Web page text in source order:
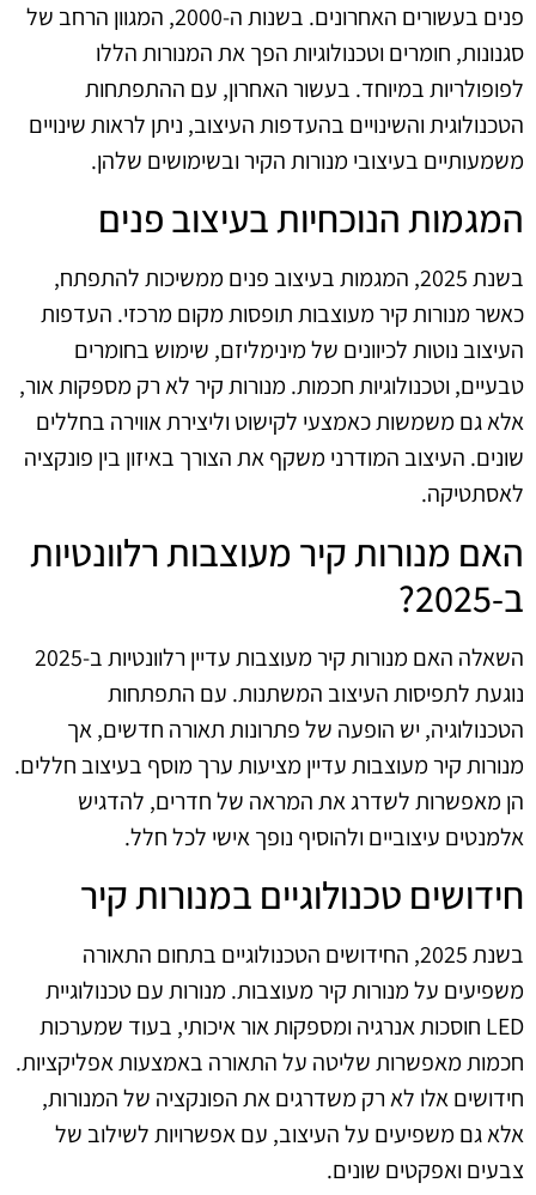
פנים בעשורים האחרונים. בשנות ה-2000, המגוון הרחב של
סגנונות, חומרים וטכנולוגיות הפך את המנורות הללו
לפופולריות במיוחד. בעשור האחרון, עם ההתפתחות
הטכנולוגית והשינויים בהעדפות העיצוב, ניתן לראות שינויים
משמעותיים בעיצובי מנורות הקיר ובשימושים שלהן.
המגמות הנוכחיות בעיצוב פנים
בשנת 2025, המגמות בעיצוב פנים ממשיכות להתפתח,
כאשר מנורות קיר מעוצבות תופסות מקום מרכזי. העדפות
העיצוב נוטות לכיוונים של מינימליזם, שימוש בחומרים
טבעיים, וטכנולוגיות חכמות. מנורות קיר לא רק מספקות אור,
אלא גם משמשות כאמצעי לקישוט וליצירת אווירה בחללים
שונים. העיצוב המודרני משקף את הצורך באיזון בין פונקציה
לאסתטיקה.
האם מנורות קיר מעוצבות רלוונטיות
ב-2025?
השאלה האם מנורות קיר מעוצבות עדיין רלוונטיות ב-2025
נוגעת לתפיסות העיצוב המשתנות. עם התפתחות
הטכנולוגיה, יש הופעה של פתרונות תאורה חדשים, אך
מנורות קיר מעוצבות עדיין מציעות ערך מוסף בעיצוב חללים.
הן מאפשרות לשדרג את המראה של חדרים, להדגיש
אלמנטים עיצוביים ולהוסיף נופך אישי לכל חלל.
חידושים טכנולוגיים במנורות קיר
בשנת 2025, החידושים הטכנולוגיים בתחום התאורה
משפיעים על מנורות קיר מעוצבות. מנורות עם טכנולוגיית
LED חוסכות אנרגיה ומספקות אור איכותי, בעוד שמערכות
חכמות מאפשרות שליטה על התאורה באמצעות אפליקציות.
חידושים אלו לא רק משדרגים את הפונקציה של המנורות,
אלא גם משפיעים על העיצוב, עם אפשרויות לשילוב של
צבעים ואפקטים שונים.